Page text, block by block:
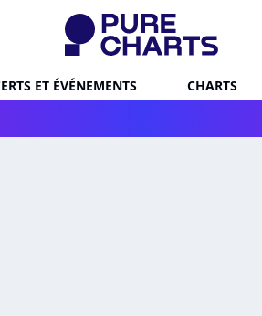
ET ÉVÉNEMENTS CHARTS